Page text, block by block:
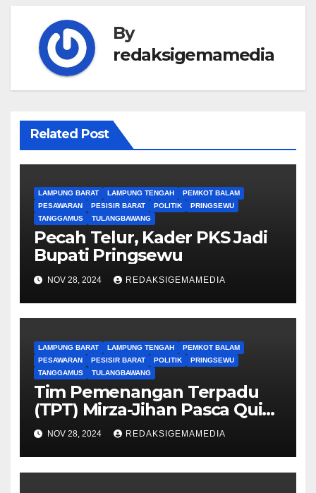
By
redaksigemamedia
Related Post
LAMPUNG BARAT LAMPUNG TENGAH
PEMKOT BALAM
PESAWARAN
PESISIR BARAT POLITIK
PRINGSEWU
TANGGAMUS
TULANGBAWANG
Pecah Telur, Kader PKS Jadi
Bupati Pringsewu
NOV 28, 2024 REDAKSIGEMAMEDIA
LAMPUNG BARAT LAMPUNG TENGAH
PEMKOT BALAM
PESAWARAN
PESISIR BARAT POLITIK
PRINGSEWU
TANGGAMUS
TULANGBAWANG
Tim Pemenangan Terpadu
(TPT) Mirza-Jihan Pasca Quick
Count
NOV 28, 2024 REDAKSIGEMAMEDIA